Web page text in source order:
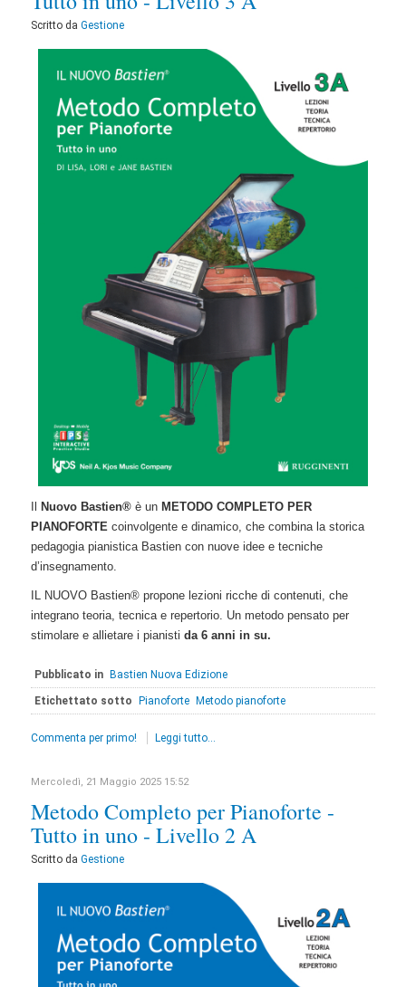
Scritto da Gestione
Nuovo Bastien® è un METODO COMPLETO PER
PIANOFORTE coinvolgente e dinamico, che combina la storica
pedagogia pianistica Bastien con nuove idee e tecniche
d’insegnamento.
IL NUOVO Bastien® propone lezioni ricche di contenuti, che
integrano teoria, tecnica e repertorio. Un metodo pensato per
stimolare e allietare i pianisti da 6 anni in su.
Pubblicato in Bastien Nuova Edizione
Etichettato sotto Pianoforte Metodo pianoforte
Commenta per primo! Leggi tutto...
Mercoledì, 21 Maggio 2025 15:52
Metodo Completo per Pianoforte -
Tutto in uno - Livello 2 A
Scritto da Gestione